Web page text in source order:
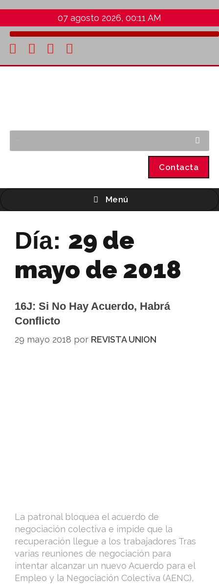
07 agosto 2026, 00:11 AM
Contacta
Menú
Día: 29 de
mayo de 2018
16J: Si No Hay Acuerdo, Habrá
Conflicto
29 mayo 2018 por REVISTA UNION
La patronal bloquea el acuerdo de
negociación colectiva e impide que la
recuperación llegue a los trabajadores Tras
varias reuniones de negociación para
intentar alcanzar un nuevo Acuerdo para el
Empleo y la Negociación Colectiva (AENC),